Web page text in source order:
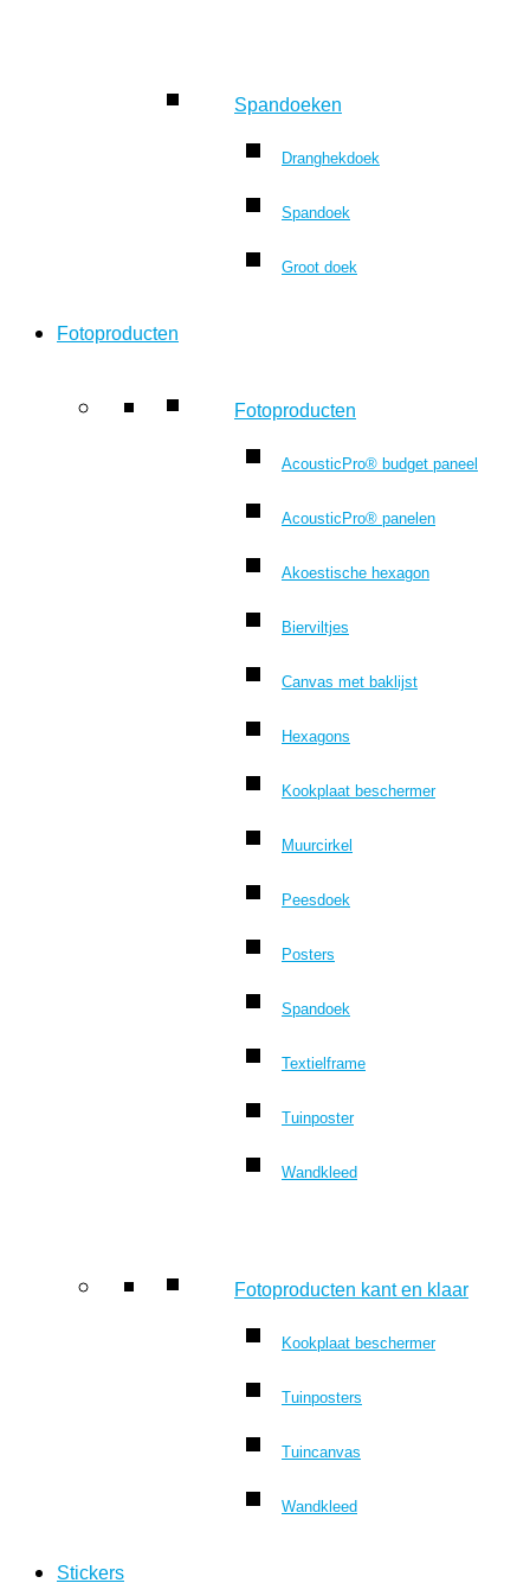
Spandoeken
Dranghekdoek
Spandoek
Groot doek
Fotoproducten
Fotoproducten
AcousticPro® budget paneel
AcousticPro® panelen
Akoestische hexagon
Bierviltjes
Canvas met baklijst
Hexagons
Kookplaat beschermer
Muurcirkel
Peesdoek
Posters
Spandoek
Textielframe
Tuinposter
Wandkleed
Fotoproducten kant en klaar
Kookplaat beschermer
Tuinposters
Tuincanvas
Wandkleed
Stickers